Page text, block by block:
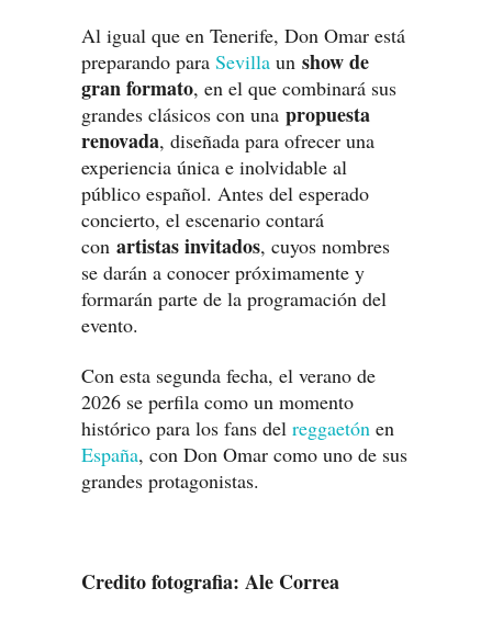
Al igual que en Tenerife, Don Omar está
preparando para Sevilla un show de
gran formato, en el que combinará sus
grandes clásicos con una propuesta
renovada, diseñada para ofrecer una
experiencia única e inolvidable al
público español. Antes del esperado
concierto, el escenario contará
con artistas invitados, cuyos nombres
se darán a conocer próximamente y
formarán parte de la programación del
evento.
Con esta segunda fecha, el verano de
2026 se perfila como un momento
histórico para los fans del reggaetón en
España, con Don Omar como uno de sus
grandes protagonistas.
Credito fotografia: Ale Correa